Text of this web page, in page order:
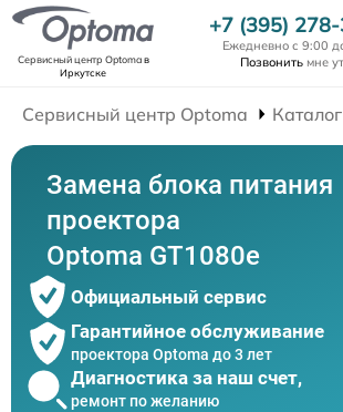
Сервисный центр Optomaв
Иркутске
+7 (395)
Ежедневно с 9:00
Позвонить мне
Сервисный центр Optoma
Замена блока питания
проектора
Optoma GT1080e
Официальный сервис
Гарантийное обслуживание
проектора Optoma до 3 лет
Диагностика за наш счет,
ремонт по желанию